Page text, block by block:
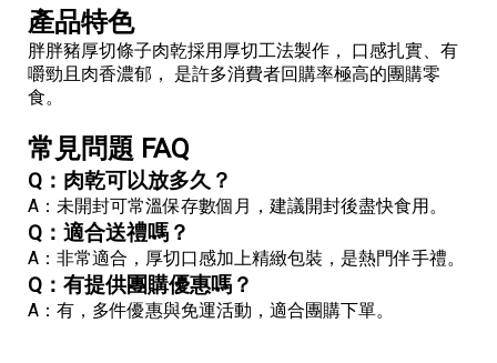
產品特色
胖胖豬厚切條子肉乾採用厚切工法製作， 口感扎實、有
嚼勁且肉香濃郁， 是許多消費者回購率極高的團購零
食。
常見問題 FAQ
Q：肉乾可以放多久？
A：未開封可常溫保存數個月，建議開封後盡快食用。
Q：適合送禮嗎？
A：非常適合，厚切口感加上精緻包裝，是熱門伴手禮。
Q：有提供團購優惠嗎？
A：有，多件優惠與免運活動，適合團購下單。